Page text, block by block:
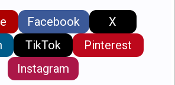
Facebook
X
TikTok
Pinterest
Instagram